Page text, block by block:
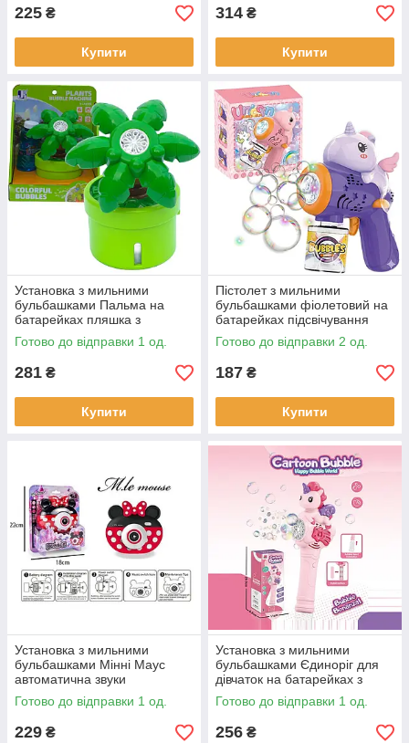
225 ₴
Купити
314 ₴
Купити
Установка з мильними
бульбашками Пальма на
батарейках пляшка з
мильним розчином
(P82318A)
Готово до відправки 1 од.
281 ₴
Купити
Пістолет з мильними
бульбашками фіолетовий на
батарейках підсвічування
мильний розчин (116A)
Готово до відправки 2 од.
187 ₴
Купити
Установка з мильними
бульбашками Мінні Маус
автоматична звуки
підсвічування 2 пляшечки
(RS901B)
Готово до відправки 1 од.
229 ₴
Установка з мильними
бульбашками Єдиноріг для
дівчаток на батарейках з
підсвіткою 39*10,5*6,5 см
(6004)
Готово до відправки 1 од.
256 ₴